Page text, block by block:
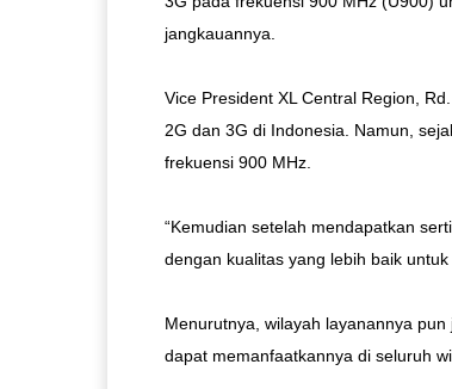
jangkauannya.
Vice President XL Central Region,
2G dan 3G di Indonesia. Namun,
frekuensi 900 MHz.
“Kemudian setelah mendapatkan
dengan kualitas yang lebih baik
Menurutnya, wilayah layanannya
dapat memanfaatkannya di seluruh